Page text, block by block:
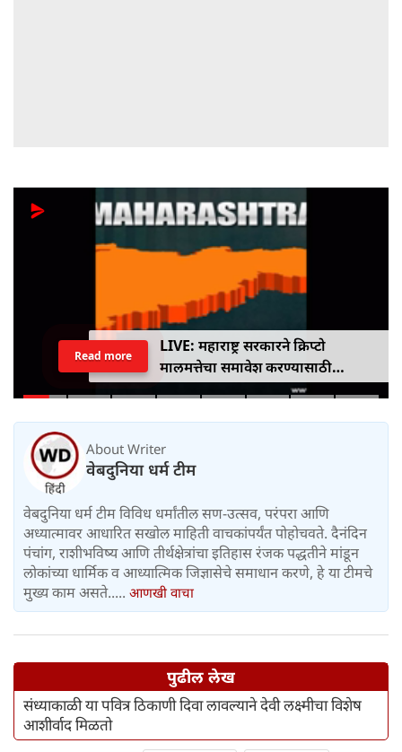
LIVE: महाराष्ट्र सरकारने क्रिप्टो
मालमत्तेचा समावेश करण्यासाठी
एमपीआयडी कायद्यात दुरुस्ती केली
Read more
About Writer
वेबदुनिया धर्म टीम
वेबदुनिया धर्म टीम विविध धर्मांतील सण-उत्सव, परंपरा आणि
अध्यात्मावर आधारित सखोल माहिती वाचकांपर्यंत पोहोचवते. दैनंदिन
पंचांग, राशीभविष्य आणि तीर्थक्षेत्रांचा इतिहास रंजक पद्धतीने मांडून
लोकांच्या धार्मिक व आध्यात्मिक जिज्ञासेचे समाधान करणे, हे या टीमचे
मुख्य काम असते..... आणखी वाचा
पुढील लेख
संध्याकाळी या पवित्र ठिकाणी दिवा लावल्याने देवी लक्ष्मीचा विशेष
आशीर्वाद मिळतो